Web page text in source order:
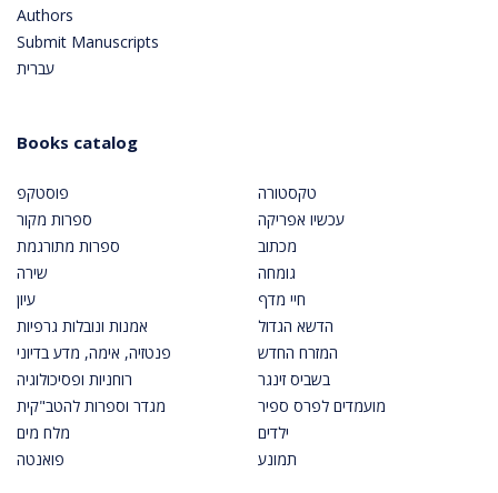
Authors
Submit Manuscripts
עברית
Books catalog
פוסטקפ
ספרות מקור
ספרות מתורגמת
שירה
עיון
אמנות ונובלות גרפיות
פנטזיה, אימה, מדע בדיוני
רוחניות ופסיכולוגיה
מגדר וספרות להטב"קית
מלח מים
פואנטה
טקסטורה
עכשיו אפריקה
מכתוב
גומחה
חיי מדף
הדשא הגדול
המזרח החדש
בשביס זינגר
מועמדים לפרס ספיר
ילדים
תמונע